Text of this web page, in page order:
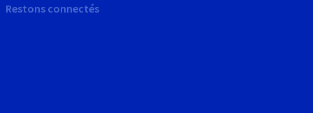
Restons connectés